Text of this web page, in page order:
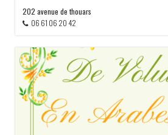
202 avenue de thouars
06 61 06 20 42